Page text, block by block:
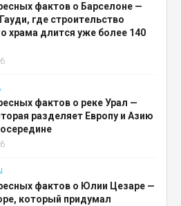
фактов о Барселоне —
где строительство
храма длится уже более 140
фактов о реке Урал —
разделяет Европу и Азию
фактов о Юлии Цезаре —
который придумал